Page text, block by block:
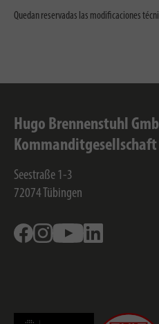
Quedan reservadas las modificaciones
Hugo Brennenstuhl
Kommanditgesellschaft
Seestraße 1-3
72074 Tübingen
FacebookInstagramYoutube